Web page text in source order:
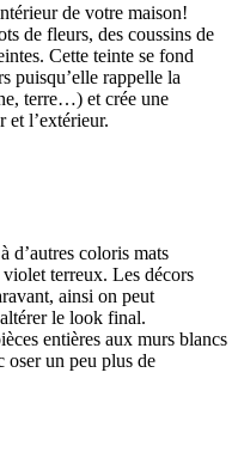
de votre maison!
de fleurs, des coussins de
Cette teinte se fond
puisqu’elle rappelle la
terre…) et crée une
et l’extérieur.
d’autres coloris mats
terreux. Les décors
ainsi on peut
le look final.
entières aux murs blancs
oser un peu plus de